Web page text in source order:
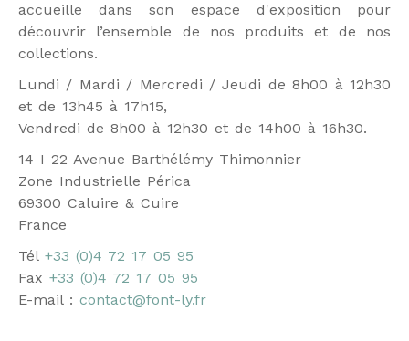
accueille dans son espace d'exposition pour
découvrir l’ensemble de nos produits et de nos
collections.
Lundi / Mardi / Mercredi / Jeudi de 8h00 à 12h30
et de 13h45 à 17h15,
Vendredi de 8h00 à 12h30 et de 14h00 à 16h30.
14 I 22 Avenue Barthélémy Thimonnier
Zone Industrielle Périca
69300 Caluire & Cuire
France
Tél +33 (0)4 72 17 05 95
Fax +33 (0)4 72 17 05 95
E-mail : contact@font-ly.fr